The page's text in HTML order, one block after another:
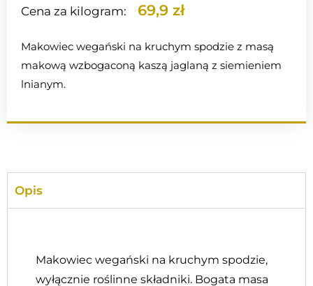
Cena za kilogram: 69,9 zł
Makowiec wegański na kruchym spodzie z masą
makową wzbogaconą kaszą jaglaną z siemieniem
lnianym.
Opis
Makowiec wegański na kruchym spodzie,
wyłącznie roślinne składniki. Bogata masa